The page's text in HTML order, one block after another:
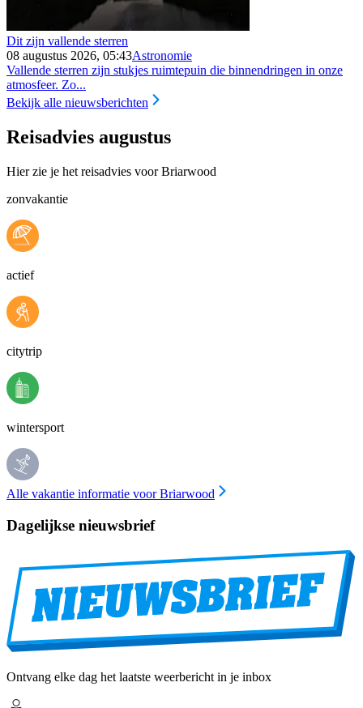
Dit zijn vallende sterren
08 augustus 2026, 05:43Astronomie
Vallende sterren zijn stukjes ruimtepuin die binnendringen in onze
atmosfeer. Zo...
Bekijk alle nieuwsberichten
Reisadvies augustus
Hier zie je het reisadvies voor Briarwood
zonvakantie
actief
citytrip
wintersport
Alle vakantie informatie voor Briarwood
Dagelijkse nieuwsbrief
Ontvang elke dag het laatste weerbericht in je inbox